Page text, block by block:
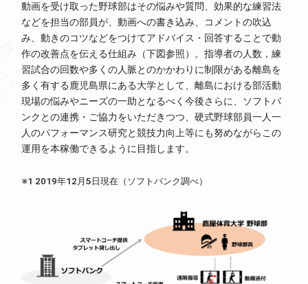
動画を受け取った野球部はその悩みや質問、効果的な練習法
などを担当の部員が、動画への書き込み、コメントの吹込
み、動きのコツなどをつけてアドバイス・回答することで動
作の改善点を伝える仕組み（下図参照）。指導者の人数，練
習試合の回数や多くの人脈とのかかわりに制限がある離島を
多く有する鹿児島県にある大学として、離島における部活動
現場の悩みやニーズの一助となるべく今後さらに、ソフトバ
ンクとの連携・ご協力をいただきつつ、硬式野球部員一人一
人のパフォーマンス研究と競技力向上等にも努めながらこの
運用を本稼働できるように目指します。
※1 2019年12月5日現在（ソフトバンク調べ）